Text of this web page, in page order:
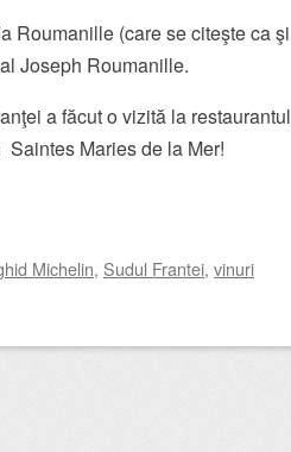
Roumanille (care se citeşte ca şi
Joseph Roumanille.
a făcut o vizită la restaurantul
Maries de la Mer!
Michelin, Sudul Frantei, vinuri